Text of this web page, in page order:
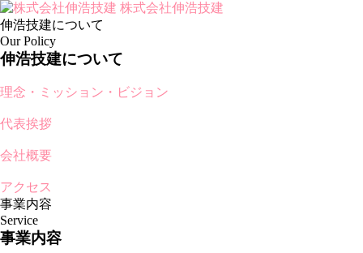
株式会社伸浩技建
伸浩技建について
Our Policy
伸浩技建について
理念・ミッション・ビジョン
代表挨拶
会社概要
アクセス
事業内容
Service
事業内容